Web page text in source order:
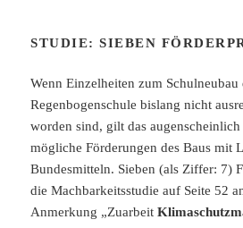
STUDIE: SIEBEN
Wenn Einzelheiten zum Schulneubau
Regenbogenschule bislang nicht
worden sind, gilt das
mögliche Förderungen des Baus mit
Bundesmitteln. Sieben (als Ziffer: 7)
die Machbarkeitsstudie auf Seite 52
Anmerkung „Zuarbeit